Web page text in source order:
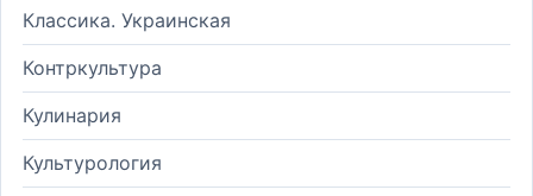
Классика. Украинская
Контркультура
Кулинария
Культурология